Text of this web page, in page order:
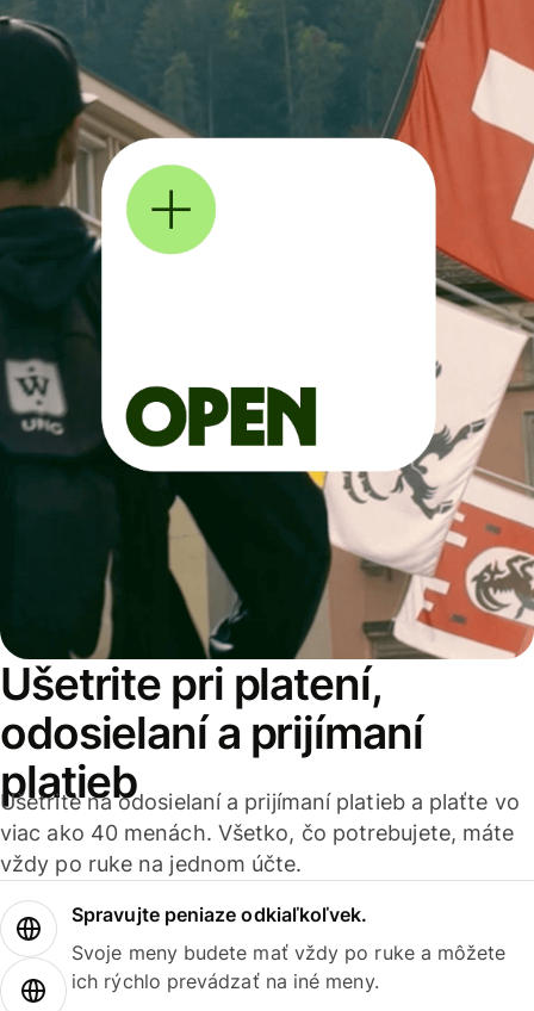
Ušetrite pri platení,
odosielaní a prijímaní
platieb
Ušetrite na odosielaní a prijímaní platieb a plaťte vo
viac ako 40 menách. Všetko, čo potrebujete, máte
vždy po ruke na jednom účte.
Spravujte peniaze odkiaľkoľvek.
Svoje meny budete mať vždy po ruke a môžete
ich rýchlo prevádzať na iné meny.